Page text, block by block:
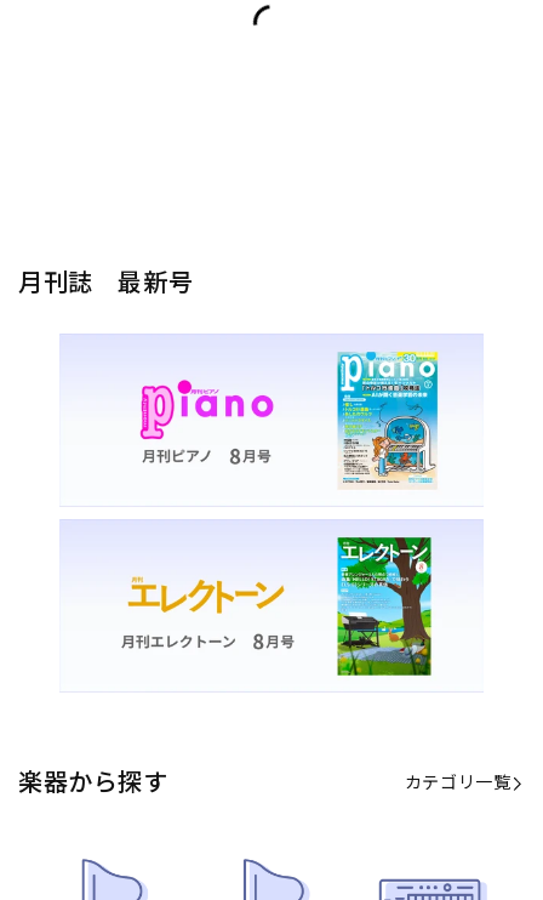
月刊誌 最新号
楽器から探す カテゴリ一覧